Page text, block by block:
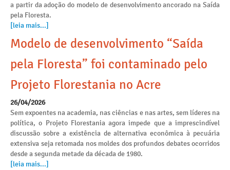
a partir da adoção do modelo de desenvolvimento ancorado na Saída
pela Floresta.
[leia mais...]
Modelo de desenvolvimento “Saída
pela Floresta” foi contaminado pelo
Projeto Florestania no Acre
26/04/2026
Sem expoentes na academia, nas ciências e nas artes, sem líderes na
política, o Projeto Florestania agora impede que a imprescindível
discussão sobre a existência de alternativa econômica à pecuária
extensiva seja retomada nos moldes dos profundos debates ocorridos
desde a segunda metade da década de 1980.
[leia mais...]